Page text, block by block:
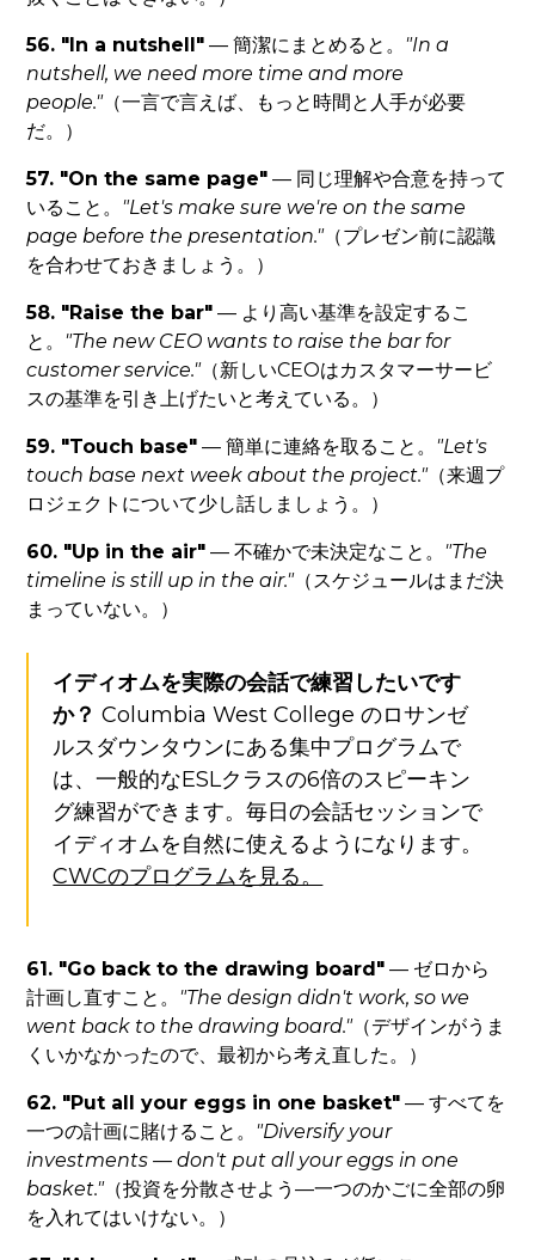
56. "In a nutshell" — 簡潔にまとめると。 "In a
nutshell, we need more time and more
people."（一言で言えば、もっと時間と人手が必要
だ。）
57. "On the same page" — 同じ理解や合意を持って
いること。 "Let's make sure we're on the same
page before the presentation."（プレゼン前に認識
を合わせておきましょう。）
58. "Raise the bar" — より高い基準を設定するこ
と。 "The new CEO wants to raise the bar for
customer service."（新しいCEOはカスタマーサービ
スの基準を引き上げたいと考えている。）
59. "Touch base" — 簡単に連絡を取ること。 "Let's
touch base next week about the project."（来週プ
ロジェクトについて少し話しましょう。）
60. "Up in the air" — 不確かで未決定なこと。 "The
timeline is still up in the air."（スケジュールはまだ決
まっていない。）
イディオムを実際の会話で練習したいです
か？ Columbia West College のロサンゼ
ルスダウンタウンにある集中プログラムで
は、一般的なESLクラスの6倍のスピーキン
グ練習ができます。毎日の会話セッションで
イディオムを自然に使えるようになります。
CWCのプログラムを見る。
61. "Go back to the drawing board" — ゼロから
計画し直すこと。 "The design didn't work, so we
went back to the drawing board."（デザインがうま
くいかなかったので、最初から考え直した。）
62. "Put all your eggs in one basket" — すべてを
一つの計画に賭けること。 "Diversify your
investments — don't put all your eggs in one
basket."（投資を分散させよう—一つのかごに全部の卵
を入れてはいけない。）